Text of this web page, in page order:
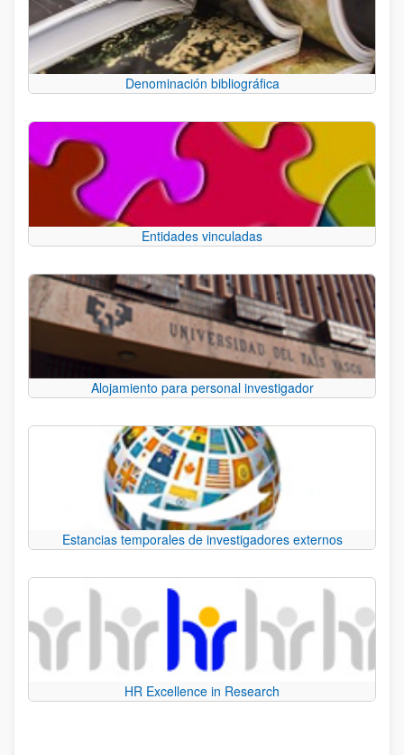
Denominación bibliográfica
Entidades vinculadas
Alojamiento para personal investigador
Estancias temporales de investigadores externos
HR Excellence in Research